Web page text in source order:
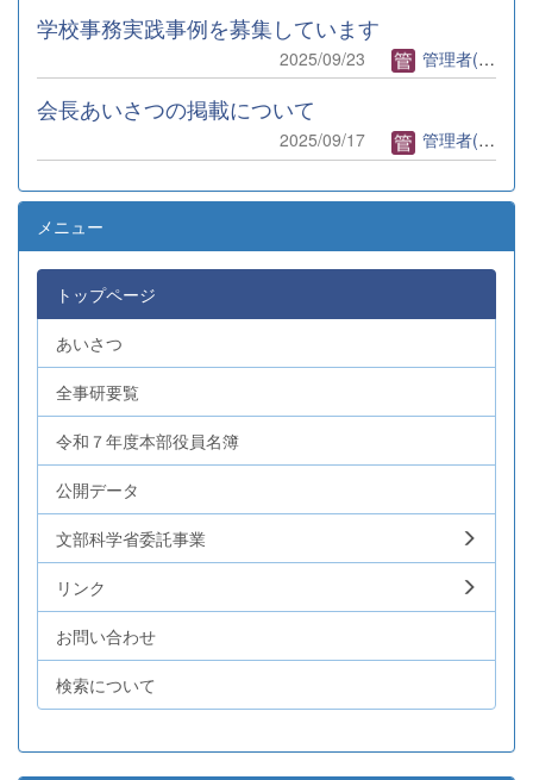
学校事務実践事例を募集しています
2025/09/23 管理者(全事研)
会長あいさつの掲載について
2025/09/17 管理者(全事研)
メニュー
トップページ
あいさつ
全事研要覧
令和７年度本部役員名簿
公開データ
文部科学省委託事業
リンク
お問い合わせ
検索について